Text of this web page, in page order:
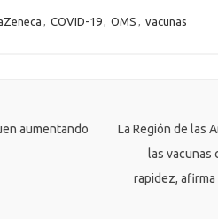
COVID-19 OMS vacunas
aumentando
La Región de las
las vacunas
rapidez, afirma